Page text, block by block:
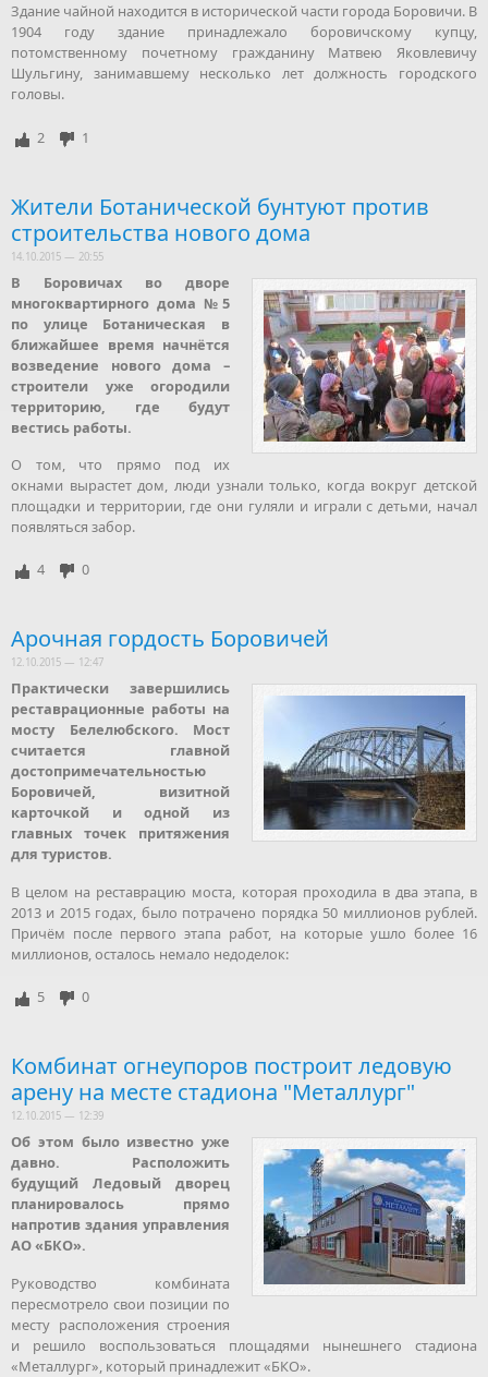
Здание чайной находится в исторической части города Боровичи. В
1904 году здание принадлежало боровичскому купцу,
потомственному почетному гражданину Матвею Яковлевичу
Шульгину, занимавшему несколько лет должность городского
головы.
2 1
Жители Ботанической бунтуют против
строительства нового дома
14.10.2015 — 20:55
В Боровичах во дворе
многоквартирного дома №5
по улице Ботаническая в
ближайшее время начнётся
возведение нового дома –
строители уже огородили
территорию, где будут
вестись работы.
О том, что прямо под их
окнами вырастет дом, люди узнали только, когда вокруг детской
площадки и территории, где они гуляли и играли с детьми, начал
появляться забор.
4 0
Арочная гордость Боровичей
12.10.2015 — 12:47
Практически завершились
реставрационные работы на
мосту Белелюбского. Мост
считается главной
достопримечательностью
Боровичей, визитной
карточкой и одной из
главных точек притяжения
для туристов.
В целом на реставрацию моста, которая проходила в два этапа, в
2013 и 2015 годах, было потрачено порядка 50 миллионов рублей.
Причём после первого этапа работ, на которые ушло более 16
миллионов, осталось немало недоделок:
5 0
Комбинат огнеупоров построит ледовую
арену на месте стадиона "Металлург"
12.10.2015 — 12:39
Об этом было известно уже
давно. Расположить
будущий Ледовый дворец
планировалось прямо
напротив здания управления
АО «БКО».
Руководство комбината
пересмотрело свои позиции по
месту расположения строения
и решило воспользоваться площадями нынешнего стадиона
«Металлург», который принадлежит «БКО».